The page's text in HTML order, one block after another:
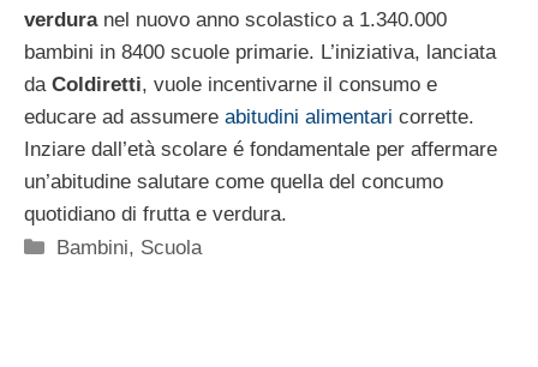
verduranel nuovo anno scolastico a 1.340.000
bambini in 8400 scuole primarie. L’iniziativa, lanciata
da Coldiretti, vuole incentivarne il consumo e
educare ad assumere abitudini alimentari corrette.
Inziare dall’età scolare é fondamentale per affermare
un’abitudine salutare come quella del concumo
quotidiano di frutta e verdura.
Categorie
Bambini, Scuola